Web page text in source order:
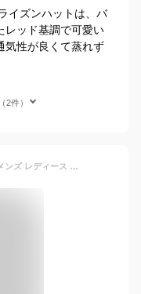
イズンハットは、バ
レッド基調で可愛い
気性が良くて蒸れず
2件）
送料無料 ザ・ノース・フェイス 帽子 メンズ レディース THE NORTH FACE ハイクキャップ 収納袋付 洗える帽子 ユニセックス ストローキャップ ナチュラル アウトドア カジュアル 夏 アクセサリー/NN02342